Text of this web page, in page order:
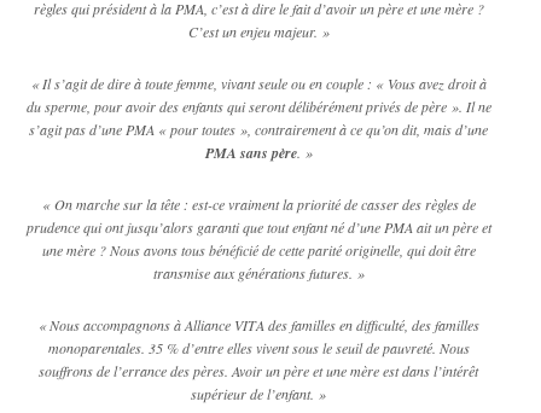
règles qui président à la PMA, c’est à dire le fait d’avoir un père et une mère ?
C’est un enjeu majeur. »
« Il s’agit de dire à toute femme, vivant seule ou en couple : « Vous avez droit à
du sperme, pour avoir des enfants qui seront délibérément privés de père ». Il ne
s’agit pas d’une PMA « pour toutes », contrairement à ce qu’on dit, mais d’une
PMA sans père. »
« On marche sur la tête : est-ce vraiment la priorité de casser des règles de
prudence qui ont jusqu’alors garanti que tout enfant né d’une PMA ait un père et
une mère ? Nous avons tous bénéficié de cette parité originelle, qui doit être
transmise aux générations futures. »
« Nous accompagnons à Alliance VITA des familles en difficulté, des familles
monoparentales. 35 % d’entre elles vivent sous le seuil de pauvreté. Nous
souffrons de l’errance des pères. Avoir un père et une mère est dans l’intérêt
supérieur de l’enfant. »